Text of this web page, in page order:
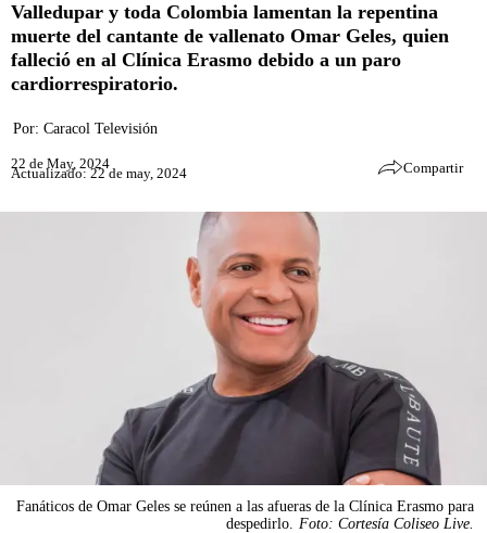
Valledupar y toda Colombia lamentan la repentina
muerte del cantante de vallenato Omar Geles, quien
falleció en al Clínica Erasmo debido a un paro
cardiorrespiratorio.
Por: Caracol Televisión
22 de May, 2024
Actualizado: 22 de may, 2024 Compartir
Fanáticos de Omar Geles se reúnen a las afueras de la Clínica Erasmo para
despedirlo.
Foto: Cortesía Coliseo Live.